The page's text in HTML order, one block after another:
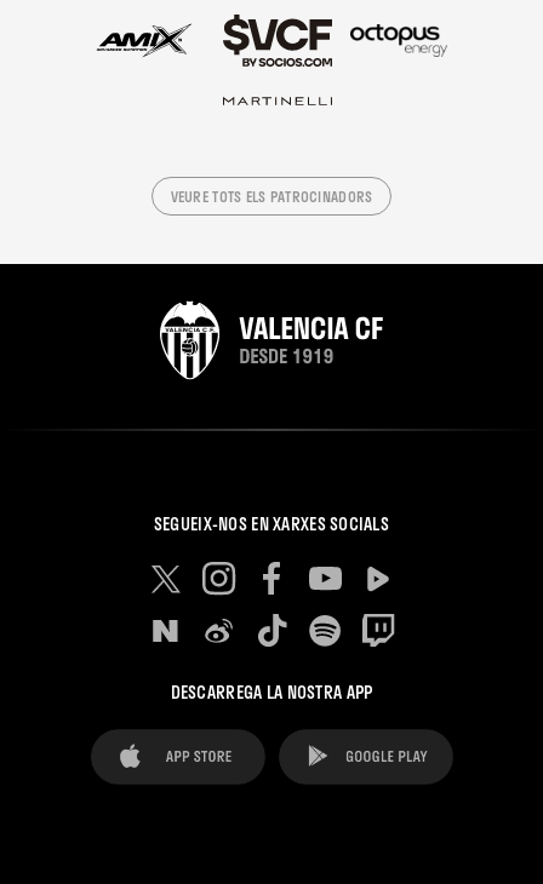
VEURE TOTS ELS PATROCINADORS
SEGUEIX-NOS EN XARXES SOCIALS
DESCARREGA LA NOSTRA APP